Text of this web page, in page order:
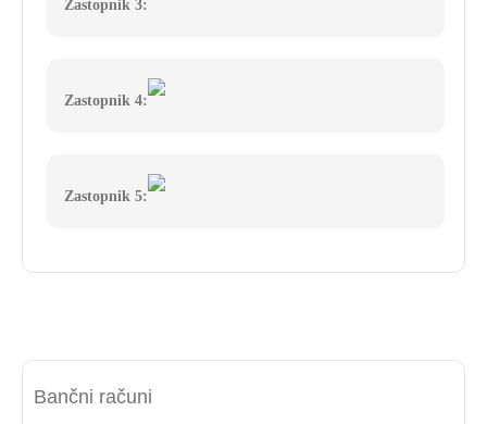
Zastopnik 3:
Zastopnik 4:
Zastopnik 5:
Bančni računi